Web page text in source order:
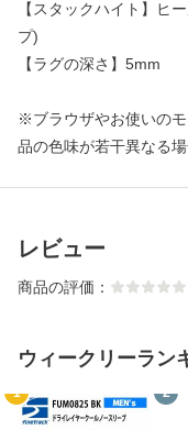
【スタックハイト】ヒ
プ)
【ラグの深さ】5mm
※ブラウザやお使いの
品の色味が若干異なる場
レビュー
商品の評価：
ウィークリーラン
1 2